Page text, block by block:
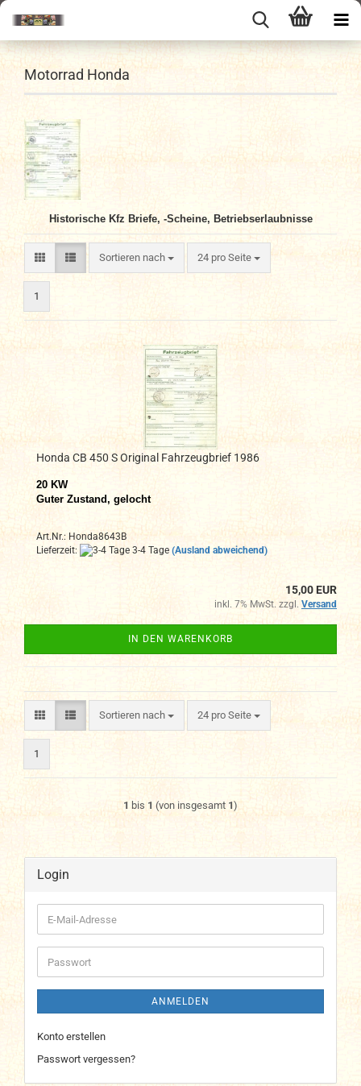
Motorrad Honda
Historische Kfz Briefe, -Scheine, Betriebserlaubnisse
Sortieren nach
Sortieren nach 24 pro Seite
pro Seite
1
Honda CB 450 S Original Fahrzeugbrief 1986
20 KW
Guter Zustand, gelocht
Art.Nr.: Honda8643B
Lieferzeit:
3-4 Tage (Ausland abweichend)
15,00 EUR
inkl. 7% MwSt. zzgl. Versand
IN DEN WARENKORB
Sortieren nach
Sortieren nach 24 pro Seite
pro Seite
1
1 bis 1 (von insgesamt 1)
Login
E-
Mail-
Adresse
Passwort
ANMELDEN
Konto erstellen
Passwort vergessen?